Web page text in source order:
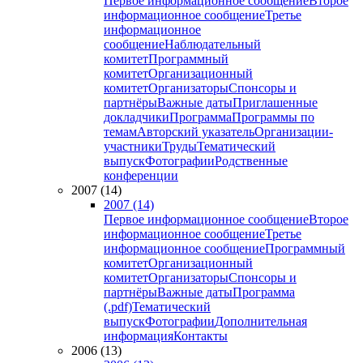
информационное сообщениеТретье
информационное
сообщениеНаблюдательный
комитетПрограммный
комитетОрганизационный
комитетОрганизаторыСпонсоры и
партнёрыВажные датыПриглашенные
докладчикиПрограммаПрограммы по
темамАвторский указательОрганизации-
участникиТрудыТематический
выпускФотографииРодственные
конференции
2007 (14)
2007 (14)
Первое информационное сообщениеВторое
информационное сообщениеТретье
информационное сообщениеПрограммный
комитетОрганизационный
комитетОрганизаторыСпонсоры и
партнёрыВажные датыПрограмма
(.pdf)Тематический
выпускФотографииДополнительная
информацияКонтакты
2006 (13)